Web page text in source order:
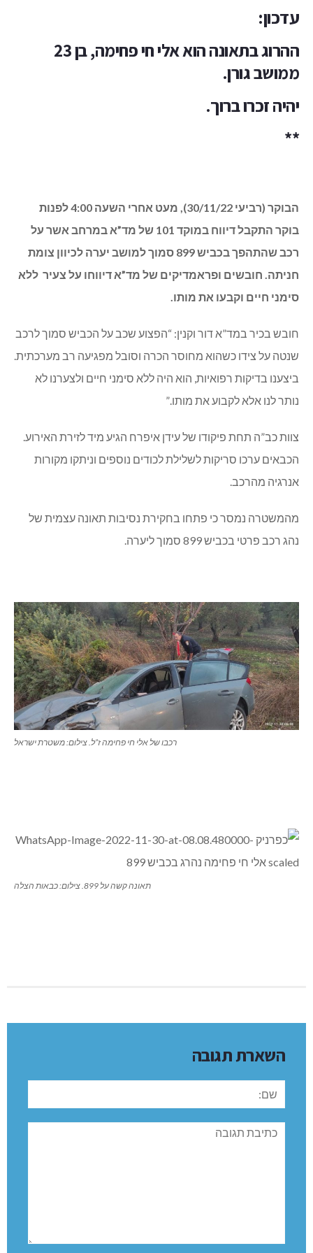
עדכון:
ההרוג בתאונה הוא אלי חי פחימה, בן 23
ממושב גורן.
יהיה זכרו ברוך.
**
הבוקר (רביעי 30/11/22), מעט אחרי השעה 4:00 לפנות
בוקר התקבל דיווח במוקד 101 של מד”א במרחב אשר על
רכב שהתהפך בכביש 899 סמוך למושב יערה לכיוון צומת
חניתה. חובשים ופראמדיקים של מד”א דיווחו על צעיר ללא
סימני חיים וקבעו את מותו.
חובש בכיר במד”א דור וקנין: “הפצוע שכב על הכביש סמוך לרכב
שנטה על צידו כשהוא מחוסר הכרה וסובל מפגיעה רב מערכתית.
ביצענו בדיקות רפואיות, הוא היה ללא סימני חיים ולצערנו לא
נותר לנו אלא לקבוע את מותו.”
צוות כב”ה תחת פיקודו של עידן איפרח הגיע מיד לזירת האירוע.
הכבאים ערכו סריקות לשלילת לכודים נוספים וניתקו מקורות
אנרגיה מהרכב.
מהמשטרה נמסר כי פתחו בחקירת נסיבות תאונה עצמית של
נהג רכב פרטי בכביש 899 סמוך ליערה.
רכבו של אלי חי פחימה ז”ל. צילום: משטרת ישראל
תאונה קשה על 899. צילום: כבאות הצלה
השארת תגובה
שם:
תגובה